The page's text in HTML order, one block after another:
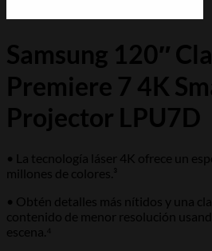
Samsung 120″
Premiere 7 4K
Projector LPU7D
• La tecnología láser 4K ofrece un
millones de colores.³
• Obtén detalles más nítidos y una
contenido de menor resolución
escena.⁴